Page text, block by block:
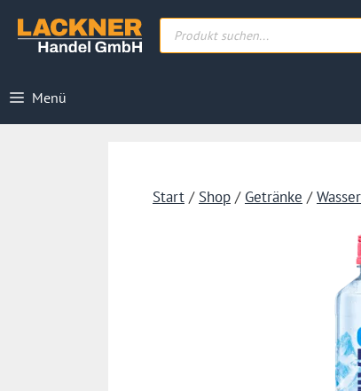
Inhalt
springen
Products
search
Menü
Start / Shop / Getränke /